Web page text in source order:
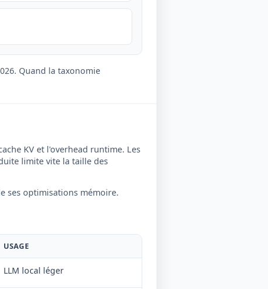
Quand la taxonomie
KV et l'overhead runtime. Les
limite vite la taille des
ses optimisations mémoire.
USAGE
LLM local léger